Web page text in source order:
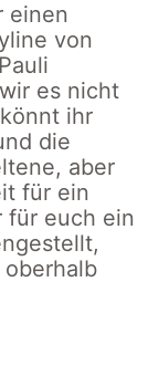
einen
von
es nicht
ihr
die
aber
für ein
für euch ein